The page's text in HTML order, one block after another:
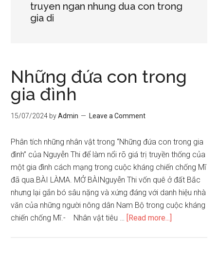
truyen ngan nhung dua con trong
gia di
Những đứa con trong
gia đình
15/07/2024 byAdmin Leave a Comment
Phân tích những nhân vật trong “Những đứa con trong gia
đình” của Nguyễn Thi để làm nổi rõ giá trị truyền thống của
một gia đình cách mạng trong cuộc kháng chiến chống Mĩ
đã qua.BÀI LÀMA. MỞ BÀINguyễn Thi vốn quê ở đất Bắc
nhưng lại gắn bó sâu nặng và xứng đáng với danh hiệu nhà
văn của những người nông dân Nam Bộ trong cuộc kháng
chiến chống Mĩ.- Nhân vật tiêu … [Read more...]